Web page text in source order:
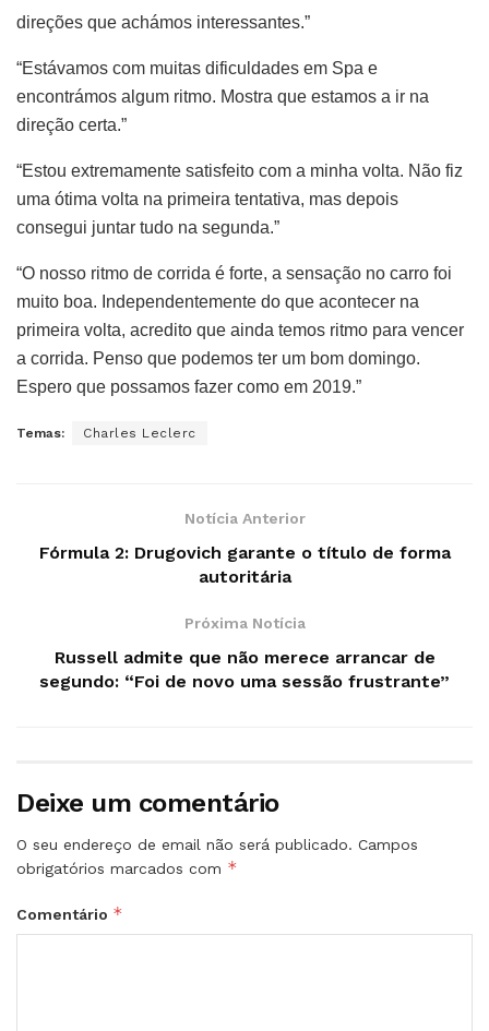
direções que achámos interessantes.”
“Estávamos com muitas dificuldades em Spa e
encontrámos algum ritmo. Mostra que estamos a ir na
direção certa.”
“Estou extremamente satisfeito com a minha volta. Não fiz
uma ótima volta na primeira tentativa, mas depois
consegui juntar tudo na segunda.”
“O nosso ritmo de corrida é forte, a sensação no carro foi
muito boa. Independentemente do que acontecer na
primeira volta, acredito que ainda temos ritmo para vencer
a corrida. Penso que podemos ter um bom domingo.
Espero que possamos fazer como em 2019.”
Temas: Charles Leclerc
Notícia Anterior
Fórmula 2: Drugovich garante o título de forma
autoritária
Próxima Notícia
Russell admite que não merece arrancar de
segundo: “Foi de novo uma sessão frustrante”
Deixe um comentário
O seu endereço de email não será publicado. Campos
obrigatórios marcados com *
Comentário *